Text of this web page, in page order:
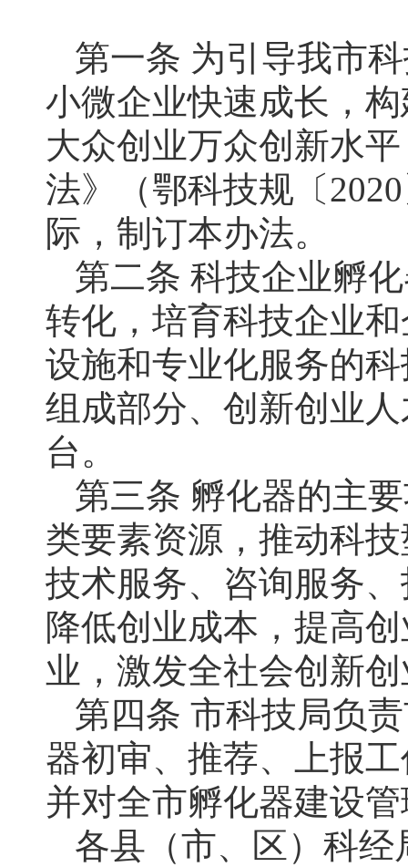
第一条 为引导我市
小微企业快速成长，
大众创业万众创新水
法》（鄂科技规〔
际，制订本办法。
第二条 科技企业孵
转化，培育科技企业
设施和专业化服务的
组成部分、创新创业
台。
第三条 孵化器的主
类要素资源，推动科
技术服务、咨询服务
降低创业成本，提高
业，激发全社会创新
第四条 市科技局负
器初审、推荐、上报
并对全市孵化器建设
各县（市、区）科